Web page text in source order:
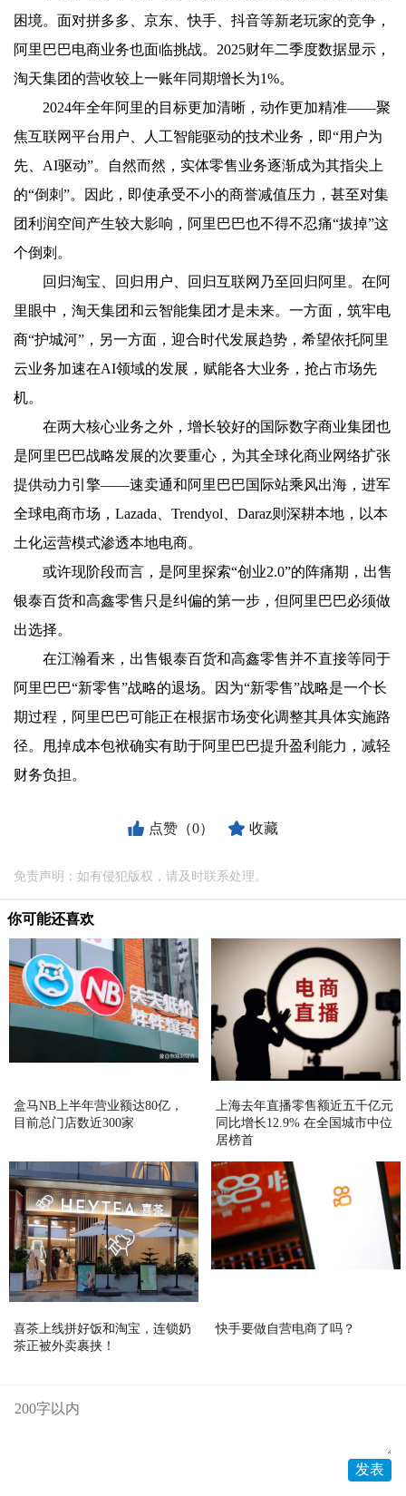
困境。面对拼多多、京东、快手、抖音等新老玩家的竞争，
阿里巴巴电商业务也面临挑战。2025财年二季度数据显示，
淘天集团的营收较上一账年同期增长为1%。
2024年全年阿里的目标更加清晰，动作更加精准——聚
焦互联网平台用户、人工智能驱动的技术业务，即“用户为
先、AI驱动”。自然而然，实体零售业务逐渐成为其指尖上
的“倒刺”。因此，即使承受不小的商誉减值压力，甚至对集
团利润空间产生较大影响，阿里巴巴也不得不忍痛“拔掉”这
个倒刺。
回归淘宝、回归用户、回归互联网乃至回归阿里。在阿
里眼中，淘天集团和云智能集团才是未来。一方面，筑牢电
商“护城河”，另一方面，迎合时代发展趋势，希望依托阿里
云业务加速在AI领域的发展，赋能各大业务，抢占市场先
机。
在两大核心业务之外，增长较好的国际数字商业集团也
是阿里巴巴战略发展的次要重心，为其全球化商业网络扩张
提供动力引擎——速卖通和阿里巴巴国际站乘风出海，进军
全球电商市场，Lazada、Trendyol、Daraz则深耕本地，以本
土化运营模式渗透本地电商。
或许现阶段而言，是阿里探索“创业2.0”的阵痛期，出售
银泰百货和高鑫零售只是纠偏的第一步，但阿里巴巴必须做
出选择。
在江瀚看来，出售银泰百货和高鑫零售并不直接等同于
阿里巴巴“新零售”战略的退场。因为“新零售”战略是一个长
期过程，阿里巴巴可能正在根据市场变化调整其具体实施路
径。甩掉成本包袱确实有助于阿里巴巴提升盈利能力，减轻
财务负担。
点赞（0） 收藏
免责声明：如有侵犯版权，请及时联系处理。
你可能还喜欢
盒马NB上半年营业额达80亿，
目前总门店数近300家
上海去年直播零售额近五千亿元
同比增长12.9% 在全国城市中位
居榜首
喜茶上线拼好饭和淘宝，连锁奶
茶正被外卖裹挟！
快手要做自营电商了吗？